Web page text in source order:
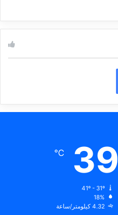
39
℃
18%
4.32 كيلومتر/ساعة